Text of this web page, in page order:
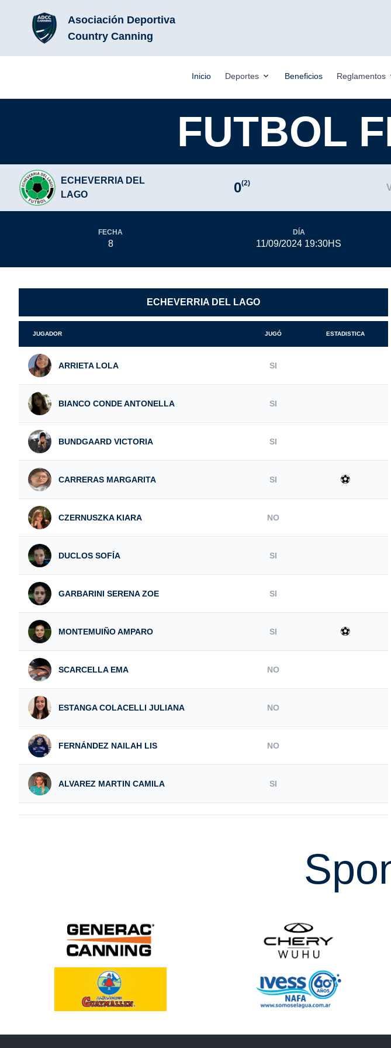
Asociación Deportiva
Country Canning
Inicio Deportes Beneficios Reglamentos
FUTBOL
ECHEVERRIA DEL
LAGO
0(2)
FECHA
8
DÍA
11/09/2024 19:30HS
ECHEVERRIA DEL LAGO
JUGADOR JUGÓ ESTADISTICA
ARRIETA LOLA SI
BIANCO CONDE ANTONELLA SI
BUNDGAARD VICTORIA SI
CARRERAS MARGARITA SI ⚽
CZERNUSZKA KIARA NO
DUCLOS SOFÍA SI
GARBARINI SERENA ZOE SI
MONTEMUIÑO AMPARO SI ⚽
SCARCELLA EMA NO
ESTANGA COLACELLI JULIANA NO
FERNÁNDEZ NAILAH LIS NO
ALVAREZ MARTIN CAMILA SI